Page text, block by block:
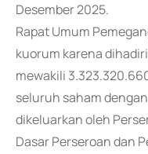
Desember 2025.
Rapat Umum
kuorum karena
mewakili
seluruh saham
dikeluarkan oleh
Dasar Perseroan dan